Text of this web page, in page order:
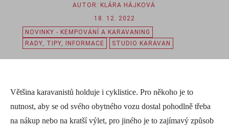
AUTOR: KLÁRA HÁJKOVÁ
18. 12. 2022
NOVINKY - KEMPOVÁNÍ A KARAVANING
RADY, TIPY, INFORMACE
STUDIO KARAVAN
Většina karavanistů holduje i cyklistice. Pro někoho je to
nutnost, aby se od svého obytného vozu dostal pohodlně třeba
na nákup nebo na kratší výlet, pro jiného je to zajímavý způsob